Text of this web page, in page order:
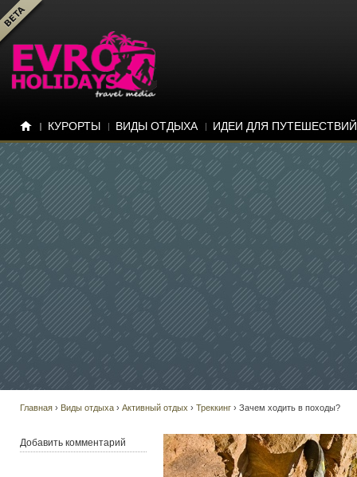
КУРОРТЫ ВИДЫ ОТДЫХА ИДЕИ ДЛЯ ПУТЕШЕСТВИЙ
Главная › Виды отдыха › Активный отдых › Треккинг › Зачем ходить в походы?
Добавить комментарий